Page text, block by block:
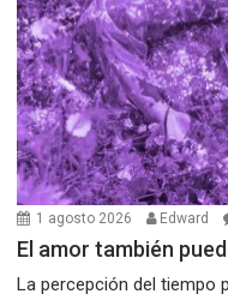
1 agosto 2026 Edward
El amor también
La percepción del tiempo